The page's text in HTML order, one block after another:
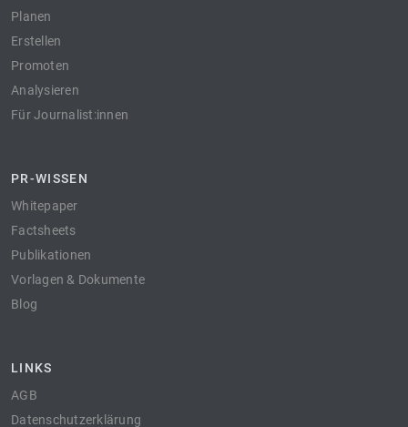
Planen
Erstellen
Promoten
Analysieren
Für Journalist:innen
PR-WISSEN
Whitepaper
Factsheets
Publikationen
Vorlagen & Dokumente
Blog
LINKS
AGB
Datenschutzerklärung